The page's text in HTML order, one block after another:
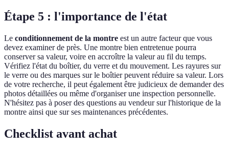
Étape 5 : l'importance de l'état
Le conditionnement de la montre est un autre facteur que vous
devez examiner de près. Une montre bien entretenue pourra
conserver sa valeur, voire en accroître la valeur au fil du temps.
Vérifiez l'état du boîtier, du verre et du mouvement. Les rayures sur
le verre ou des marques sur le boîtier peuvent réduire sa valeur. Lors
de votre recherche, il peut également être judicieux de demander des
photos détaillées ou même d'organiser une inspection personnelle.
N'hésitez pas à poser des questions au vendeur sur l'historique de la
montre ainsi que sur ses maintenances précédentes.
Checklist avant achat